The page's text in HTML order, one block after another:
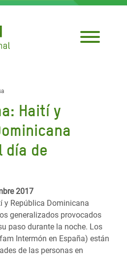
Haití y
día de
2017
y República Dominicana
generalizados provocados
paso durante la noche. Los
Intermón en España) están
de las personas en